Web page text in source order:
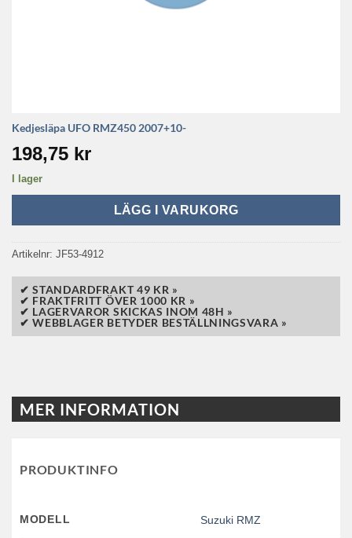
Kedjesläpa UFO RMZ450 2007+10-
198,75 kr
I lager
LÄGG I VARUKORG
Artikelnr: JF53-4912
✔ STANDARDFRAKT 49 KR »
✔ FRAKTFRITT ÖVER 1000 KR »
✔ LAGERVAROR SKICKAS INOM 48H »
✔ WEBBLAGER BETYDER BESTÄLLNINGSVARA »
MER INFORMATION
PRODUKTINFO
MODELL Suzuki RMZ